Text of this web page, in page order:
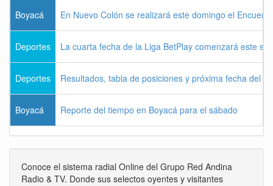
Boyacá En Nuevo Colón se realizará este domingo el
Deportes La cuarta fecha de la Liga BetPlay comenzará este
Deportes Resultados, tabla de posiciones y próxima fecha del
Boyacá Reporte del tiempo en Boyacá para el sábado
Conoce el sistema radial Online del Grupo Red Andina
Radio & TV. Donde sus selectos oyentes y visitantes